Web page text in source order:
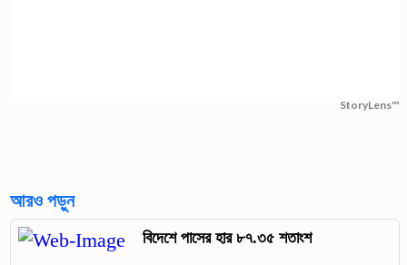
StoryLens™
আরও পড়ুন
বিদেশে পাসের হার ৮৭.৩৫ শতাংশ